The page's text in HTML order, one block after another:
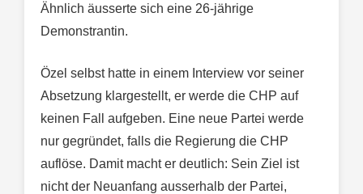
Ähnlich äusserte sich eine 26-jährige
Demonstrantin.
Özel selbst hatte in einem Interview vor seiner
Absetzung klargestellt, er werde die CHP auf
keinen Fall aufgeben. Eine neue Partei werde
nur gegründet, falls die Regierung die CHP
auflöse. Damit macht er deutlich: Sein Ziel ist
nicht der Neuanfang ausserhalb der Partei,